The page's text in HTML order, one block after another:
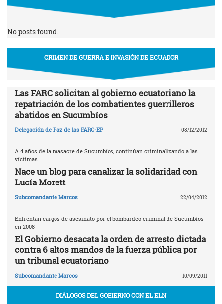
No posts found.
CRIMEN DE GUERRA E INVASIÓN DE ECUADOR
Las FARC solicitan al gobierno ecuatoriano la
repatriación de los combatientes guerrilleros
abatidos en Sucumbíos
Delegación de Paz de las FARC-EP 08/12/2012
A 4 años de la masacre de Sucumbíos, continúan criminalizando a las
víctimas
Nace un blog para canalizar la solidaridad con
Lucía Morett
Subcomandante Marcos 22/04/2012
Enfrentan cargos de asesinato por el bombardeo criminal de Sucumbíos
en 2008
El Gobierno desacata la orden de arresto dictada
contra 6 altos mandos de la fuerza pública por
un tribunal ecuatoriano
Subcomandante Marcos 10/09/2011
DIÁLOGOS DEL GOBIERNO CON EL ELN